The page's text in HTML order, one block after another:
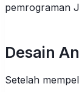
pemrograman
Desain
Setelah